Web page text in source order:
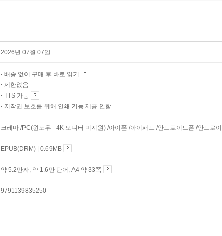
2026년 07월 07일
배송 없이 구매 후 바로 읽기
제한없음
TTS 가능
저작권 보호를 위해 인쇄 기능 제공 안함
크레마 /PC(윈도우 - 4K 모니터 미지원) /아이폰 /아이패드 /안드로이드폰 /안드로
EPUB(DRM) | 0.69MB
약 5.2만자, 약 1.6만 단어, A4 약 33쪽
9791139835250